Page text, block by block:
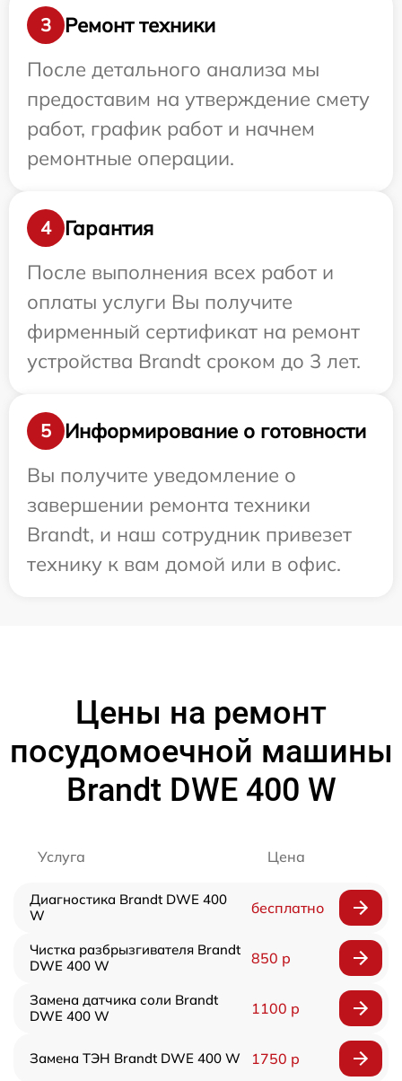
3
Ремонт техники
После детального анализа мы
предоставим на утверждение смету
работ, график работ и начнем
ремонтные операции.
4
Гарантия
После выполнения всех работ и
оплаты услуги Вы получите
фирменный сертификат на ремонт
устройства Brandt сроком до 3 лет.
5
Информирование о готовности
Вы получите уведомление о
завершении ремонта техники
Brandt, и наш сотрудник привезет
технику к вам домой или в офис.
Цены на ремонт
посудомоечной машины
Brandt DWE 400 W
Услуга Цена
Диагностика Brandt DWE 400
W
бесплатно
Чистка разбрызгивателя Brandt
DWE 400 W
850 р
Замена датчика соли Brandt
DWE 400 W
1100 р
Замена ТЭН Brandt DWE 400 W 1750 р